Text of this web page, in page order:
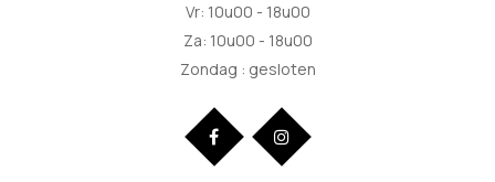
Vr: 10u00 - 18u00
Za: 10u00 - 18u00
Zondag : gesloten